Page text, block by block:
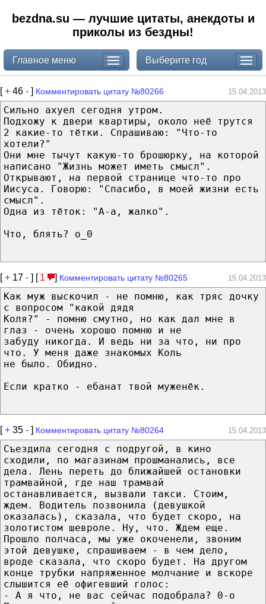
bezdna.su — лучшие цитаты, анекдоты и
приколы из бездны!
Главное меню Выберите год
[+ 46 - ] Комментировать цитату №80266 15.04.2013
Сильно ахуел сегодня утром.
Подхожу к двери квартиры, около неё трутся
2 какие-то тётки. Спрашиваю: "Что-то
хотели?"
Они мне тычут какую-то брошюрку, на которой
написано "Жизнь может иметь смысл".
Открывают, на первой странице что-то про
Иисуса. Говорю: "Спасибо, в моей жизни есть
смысл".
Одна из тёток: "А-а, жалко".
Что, блять? о_0
[+ 17 - ] [ 1 ] Комментировать цитату №80265 15.04.2013
Как муж выскочил - не помню, как тряс дочку
с вопросом "какой дядя
Коля?" - помню смутно, но как дал мне в
глаз - очень хорошо помню и не
забуду никогда. И ведь ни за что, ни про
что. У меня даже знакомых Коль
не было. Обидно.
Если кратко - ебанат твой муженёк.
[+ 35 - ] Комментировать цитату №80264 15.04.2013
Съездила сегодня с подругой, в кино
сходили, по магазинам прошманались, все
дела. Лень переть до ближайшей остановки
трамвайной, где наш трамвай
останавливается, вызвали такси. Стоим,
ждем. Водитель позвонила (девушкой
оказалась), сказала, что будет скоро, на
золотистом шевроле. Ну, что. Ждем еще.
Прошло полчаса, мы уже окоченели, звоним
этой девушке, спрашиваем - в чем дело,
вроде сказала, что скоро будет. На другом
конце трубки напряженное молчание и вскоре
слышится её офигевший голос:
- А я что, не вас сейчас подобрала? 0-о